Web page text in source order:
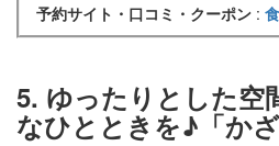
予約サイト・口コミ・クーポン :
5. ゆったりとした空
なひとときを♪「か